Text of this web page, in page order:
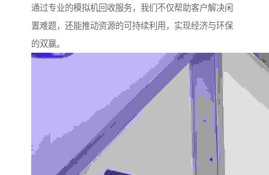
通过专业的模拟机回收服务，我们不仅帮助客户解决闲
置难题，还能推动资源的可持续利用，实现经济与环保
的双赢。